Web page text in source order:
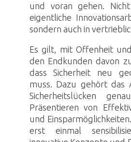
und voran gehen.
eigentliche
sondern auch in
Es gilt, mit Offenheit
den Endkunden davon
dass Sicherheit neu
muss. Dazu gehört das
Sicherheitslücken
Präsentieren von
und
erst einmal